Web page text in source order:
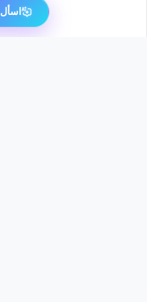
اسأل CoinAnk AI